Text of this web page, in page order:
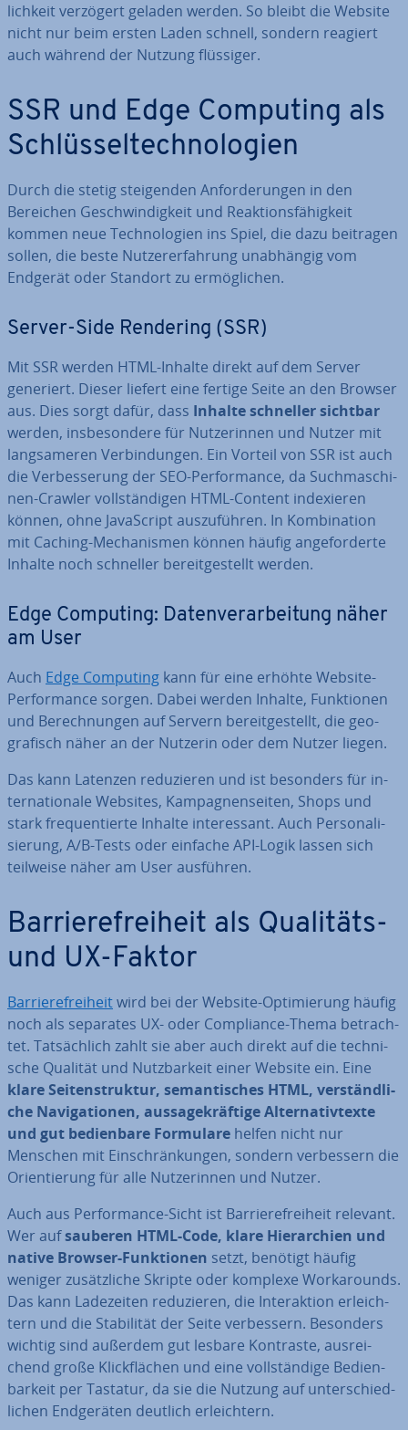
lich­keit verzögert geladen werden. So bleibt die Website
nicht nur beim ersten Laden schnell, sondern reagiert
auch während der Nutzung flüssiger.
SSR und Edge Computing als
Schlüs­sel­tech­no­lo­gien
Durch die stetig stei­gen­den An­for­de­run­gen in den
Bereichen Ge­schwin­dig­keit und Re­ak­ti­ons­fä­hig­keit
kommen neue Tech­no­lo­gien ins Spiel, die dazu beitragen
sollen, die beste Nut­zer­er­fah­rung un­ab­hän­gig vom
Endgerät oder Standort zu er­mög­li­chen.
Server-Side Rendering (SSR)
Mit SSR werden HTML-Inhalte direkt auf dem Server
generiert. Dieser liefert eine fertige Seite an den Browser
aus. Dies sorgt dafür, dass Inhalte schneller sichtbar
werden, ins­be­son­de­re für Nut­ze­rin­nen und Nutzer mit
lang­sa­me­ren Ver­bin­dun­gen. Ein Vorteil von SSR ist auch
die Ver­bes­se­rung der SEO-Per­for­mance, da Such­ma­schi­
nen-Crawler voll­stän­di­gen HTML-Content in­de­xie­ren
können, ohne Ja­va­Script aus­zu­füh­ren. In Kom­bi­na­ti­on
mit Caching-Me­cha­nis­men können häufig an­ge­for­der­te
Inhalte noch schneller be­reit­ge­stellt werden.
Edge Computing: Da­ten­ver­ar­bei­tung näher
am User
Auch Edge Computing kann für eine erhöhte Website-
Per­for­mance sorgen. Dabei werden Inhalte, Funk­tio­nen
und Be­rech­nun­gen auf Servern be­reit­ge­stellt, die geo­
gra­fisch näher an der Nutzerin oder dem Nutzer liegen.
Das kann Latenzen re­du­zie­ren und ist besonders für in­
ter­na­tio­na­le Websites, Kam­pa­gnen­sei­ten, Shops und
stark fre­quen­tier­te Inhalte in­ter­es­sant. Auch Per­so­na­li­
sie­rung, A/B-Tests oder einfache API-Logik lassen sich
teilweise näher am User ausführen.
Bar­rie­re­frei­heit als Qualitäts-
und UX-Faktor
Bar­rie­re­frei­heitwird bei der Website-Op­ti­mie­rung häufig
noch als separates UX- oder Com­pli­ance-Thema be­trach­
tet. Tat­säch­lich zahlt sie aber auch direkt auf die tech­ni­
sche Qualität und Nutz­bar­keit einer Website ein. Eine
klare Sei­ten­struk­tur, se­man­ti­sches HTML, ver­ständ­li­
che Na­vi­ga­tio­nen, aus­sa­ge­kräf­ti­ge Al­ter­na­tiv­tex­te
und gut be­dien­ba­re Formulare helfen nicht nur
Menschen mit Ein­schrän­kun­gen, sondern ver­bes­sern die
Ori­en­tie­rung für alle Nut­ze­rin­nen und Nutzer.
Auch aus Per­for­mance-Sicht ist Bar­rie­re­frei­heit relevant.
Wer aufsauberen HTML-Code, klare Hier­ar­chien und
native Browser-Funk­tio­nen setzt, benötigt häufig
weniger zu­sätz­li­che Skripte oder komplexe Work­arounds.
Das kann La­de­zei­ten re­du­zie­ren, die In­ter­ak­ti­on er­leich­
tern und die Sta­bi­li­tät der Seite ver­bes­sern. Besonders
wichtig sind außerdem gut lesbare Kontraste, aus­rei­
chend große Klick­flä­chen und eine voll­stän­di­ge Be­dien­
bar­keit per Tastatur, da sie die Nutzung auf un­ter­schied­
li­chen End­ge­rä­ten deutlich er­leich­tern.